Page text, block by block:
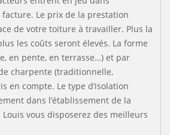
facture. Le prix de la prestation
de votre toiture à travailler. Plus la
les coûts seront élevés. La forme
en pente, en terrasse…) et par
charpente (traditionnelle,
en compte. Le type d‘isolation
dans l’établissement de la
vous disposerez des meilleurs